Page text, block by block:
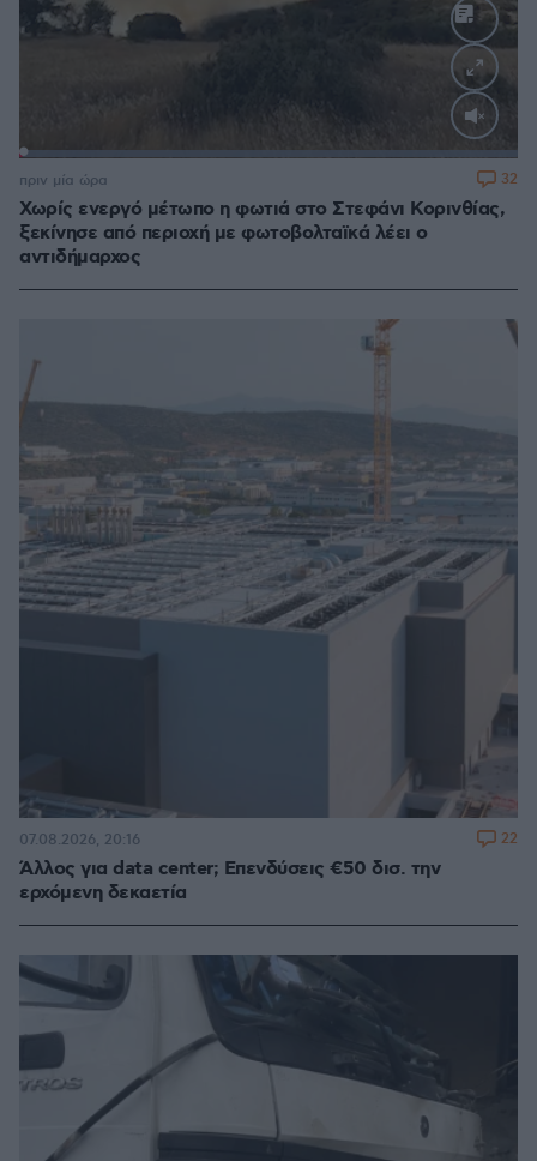
Loaded:
Χωρίς ενεργό μέτωπο η φωτιά στο Στεφάνι Κορινθίας,
ξεκίνησε από περιοχή με φωτοβολταϊκά λέει ο
αντιδήμαρχος
πριν μία ώρα 32
Άλλος για data center; Επενδύσεις €50 δισ. την
ερχόμενη δεκαετία
07.08.2026, 20:16 22